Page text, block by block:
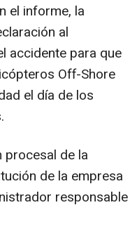
el informe, la
al
accidente para que
Off-Shore
el día de los
procesal de la
de la empresa
responsable